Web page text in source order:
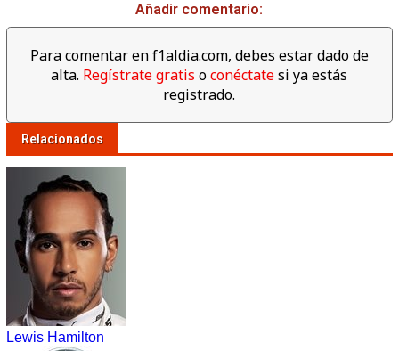
Añadir comentario:
Para comentar en f1aldia.com, debes estar dado de
alta. Regístrate gratis oconéctatesi ya estás
registrado.
Relacionados
Lewis Hamilton